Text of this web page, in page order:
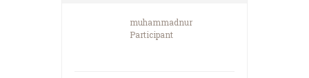
muhammadnur
Participant